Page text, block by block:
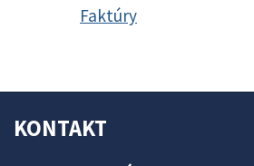
Faktúry
KONTAKT